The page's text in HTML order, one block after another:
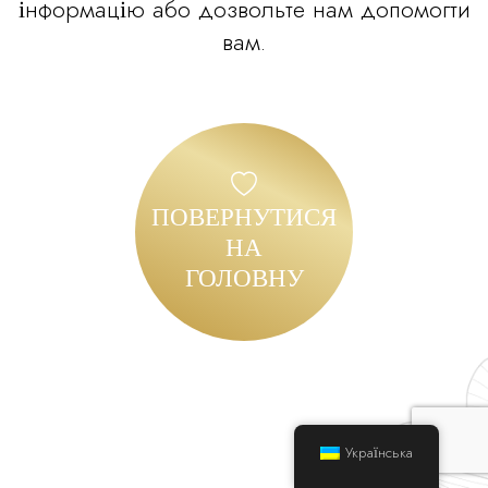
інформацію або дозвольте нам допомогти
вам.
ПОВЕРНУТИСЯ
НА
ГОЛОВНУ
Українська